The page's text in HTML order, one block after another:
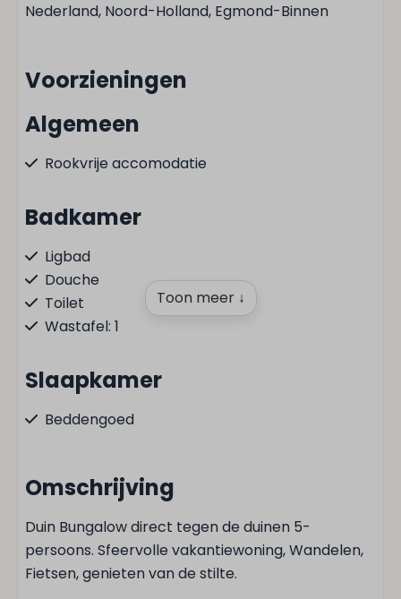
Nederland, Noord-Holland, Egmond-Binnen
Voorzieningen
Algemeen
Rookvrije accomodatie
Badkamer
Ligbad
Douche
Toilet
Wastafel: 1
Slaapkamer
Beddengoed
Keuken
Keukengerei
Filter koffieapparaat
Pannen
Toon meer ↓
Omschrijving
Duin Bungalow direct tegen de duinen 5-
persoons. Sfeervolle vakantiewoning, Wandelen,
Fietsen, genieten van de stilte.